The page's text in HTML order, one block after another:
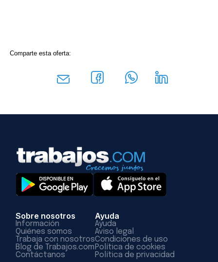
Comparte esta oferta:
Sobre nosotros
Información
Quiénes somos
Trabaja con nosotros
Blog de Trabajos.com
Contáctanos
Ayuda
Ayuda
Aviso legal
Condiciones de uso
Política de cookies
Política de privacidad